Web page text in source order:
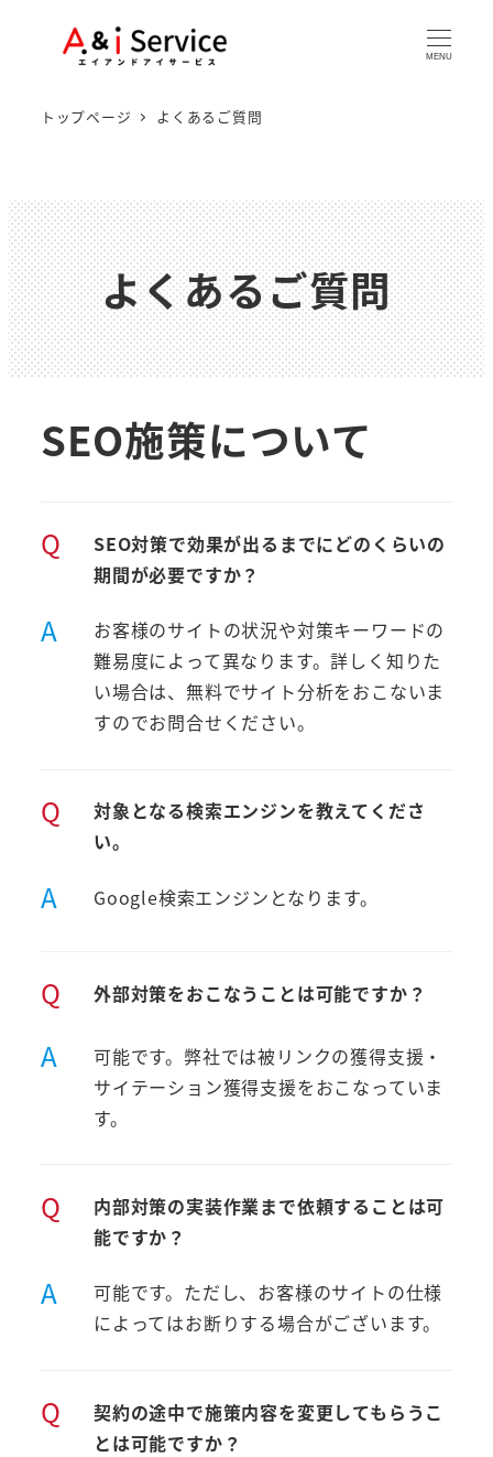
MENU
トップページ よくあるご質問
よくあるご質問
SEO施策について
Q
SEO対策で効果が出るまでにどのくらいの
期間が必要ですか？
A
お客様のサイトの状況や対策キーワードの
難易度によって異なります。詳しく知りた
い場合は、無料でサイト分析をおこないま
すのでお問合せください。
Q
対象となる検索エンジンを教えてくださ
い。
A Google検索エンジンとなります。
Q 外部対策をおこなうことは可能ですか？
A
可能です。弊社では被リンクの獲得支援・
サイテーション獲得支援をおこなっていま
す。
Q
内部対策の実装作業まで依頼することは可
能ですか？
A
可能です。ただし、お客様のサイトの仕様
によってはお断りする場合がございます。
Q
契約の途中で施策内容を変更してもらうこ
とは可能ですか？